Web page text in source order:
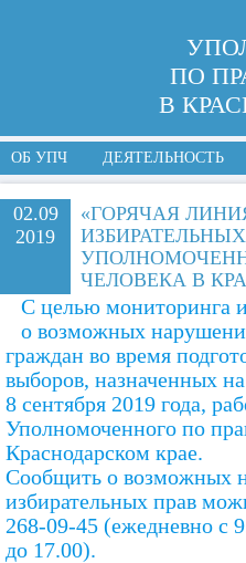
ПО
В
ОБ УПЧ ДЕЯТЕЛЬНОСТЬ
02.09
2019
«ГОРЯЧАЯ
ЧЕЛОВЕКА В
С целью мониторинга
о возможных
граждан во время
выборов, назначенных
8 сентября 2019 года,
Уполномоченного по
Краснодарском крае.
Сообщить о возможных
избирательных прав
268-09-45 (ежедневно с
до 17.00).